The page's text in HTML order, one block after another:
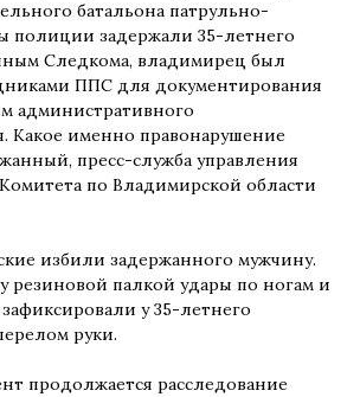
батальона патрульно-
полиции задержали 35-летнего
Следкома, владимирец был
ППС для документирования
административного
Какое именно правонарушение
пресс-служба управления
по Владимирской области
избили задержанного мужчину.
резиновой палкой удары по ногам и
у 35-летнего
руки.
продолжается расследование